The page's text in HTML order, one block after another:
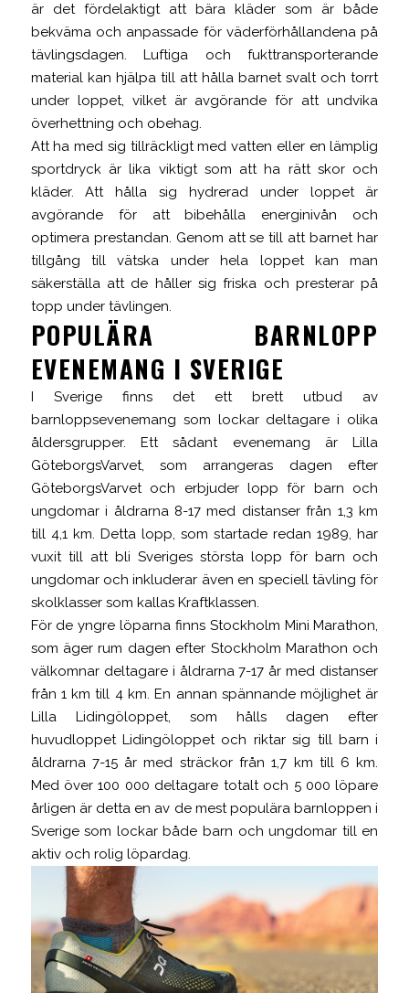
är det fördelaktigt att bära kläder som är både
bekväma och anpassade för väderförhållandena på
tävlingsdagen. Luftiga och fukttransporterande
material kan hjälpa till att hålla barnet svalt och torrt
under loppet, vilket är avgörande för att undvika
överhettning och obehag.
Att ha med sig tillräckligt med vatten eller en lämplig
sportdryck är lika viktigt som att ha rätt skor och
kläder. Att hålla sig hydrerad under loppet är
avgörande för att bibehålla energinivån och
optimera prestandan. Genom att se till att barnet har
tillgång till vätska under hela loppet kan man
säkerställa att de håller sig friska och presterar på
topp under tävlingen.
POPULÄRA BARNLOPP
EVENEMANG I SVERIGE
I Sverige finns det ett brett utbud av
barnloppsevenemang som lockar deltagare i olika
åldersgrupper. Ett sådant evenemang är Lilla
GöteborgsVarvet, som arrangeras dagen efter
GöteborgsVarvet och erbjuder lopp för barn och
ungdomar i åldrarna 8-17 med distanser från 1,3 km
till 4,1 km. Detta lopp, som startade redan 1989, har
vuxit till att bli Sveriges största lopp för barn och
ungdomar och inkluderar även en speciell tävling för
skolklasser som kallas Kraftklassen.
För de yngre löparna finns Stockholm Mini Marathon,
som äger rum dagen efter Stockholm Marathon och
välkomnar deltagare i åldrarna 7-17 år med distanser
från 1 km till 4 km. En annan spännande möjlighet är
Lilla Lidingöloppet, som hålls dagen efter
huvudloppet Lidingöloppet och riktar sig till barn i
åldrarna 7-15 år med sträckor från 1,7 km till 6 km.
Med över 100 000 deltagare totalt och 5 000 löpare
årligen är detta en av de mest populära barnloppen i
Sverige som lockar både barn och ungdomar till en
aktiv och rolig löpardag.